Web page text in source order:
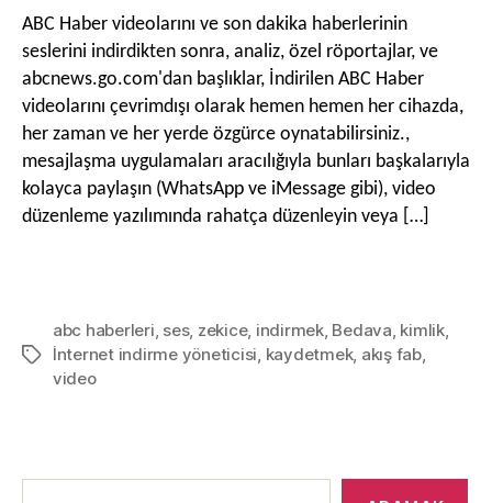
Sesli
Nasıl
ABC Haber videolarını ve son dakika haberlerinin
seslerini indirdikten sonra, analiz, özel röportajlar, ve
abcnews.go.com'dan başlıklar, İndirilen ABC Haber
videolarını çevrimdışı olarak hemen hemen her cihazda,
her zaman ve her yerde özgürce oynatabilirsiniz.,
mesajlaşma uygulamaları aracılığıyla bunları başkalarıyla
kolayca paylaşın (WhatsApp ve iMessage gibi), video
düzenleme yazılımında rahatça düzenleyin veya […]
Etiketler
abc haberleri ses, zekice, indirmek, Bedava kimlik,
İnternet indirme yöneticisi kaydetmek, akış fab,
video
yakın